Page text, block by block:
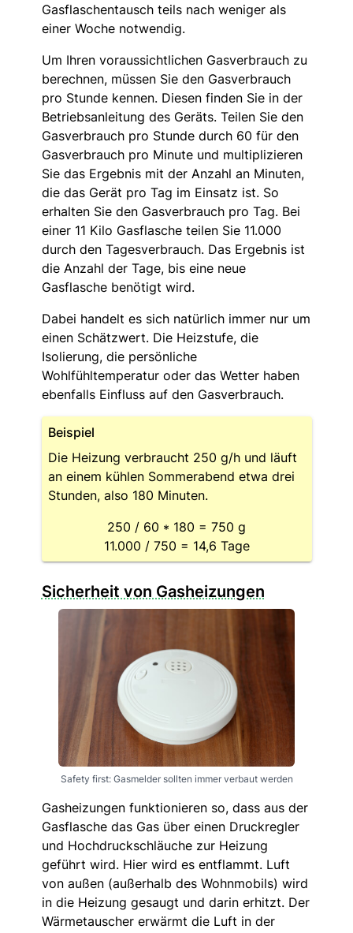
Gasflaschentausch teils nach weniger als
einer Woche notwendig.
Um Ihren voraussichtlichen Gasverbrauch zu
berechnen, müssen Sie den Gasverbrauch
pro Stunde kennen. Diesen finden Sie in der
Betriebsanleitung des Geräts. Teilen Sie den
Gasverbrauch pro Stunde durch 60 für den
Gasverbrauch pro Minute und multiplizieren
Sie das Ergebnis mit der Anzahl an Minuten,
die das Gerät pro Tag im Einsatz ist. So
erhalten Sie den Gasverbrauch pro Tag. Bei
einer 11 Kilo Gasflasche teilen Sie 11.000
durch den Tagesverbrauch. Das Ergebnis ist
die Anzahl der Tage, bis eine neue
Gasflasche benötigt wird.
Dabei handelt es sich natürlich immer nur um
einen Schätzwert. Die Heizstufe, die
Isolierung, die persönliche
Wohlfühltemperatur oder das Wetter haben
ebenfalls Einfluss auf den Gasverbrauch.
Beispiel
Die Heizung verbraucht 250 g/h und läuft
an einem kühlen Sommerabend etwa drei
Stunden, also 180 Minuten.
250 / 60 * 180 = 750 g
11.000 / 750 = 14,6 Tage
Sicherheit von Gasheizungen
Safety first: Gasmelder sollten immer verbaut werden
Gasheizungen funktionieren so, dass aus der
Gasflasche das Gas über einen Druckregler
und Hochdruckschläuche zur Heizung
geführt wird. Hier wird es entflammt. Luft
von außen (außerhalb des Wohnmobils) wird
in die Heizung gesaugt und darin erhitzt. Der
Wärmetauscher erwärmt die Luft in der